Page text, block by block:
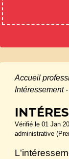
Accueil
Intéressement
Vérifié le 01 Jan
administrative